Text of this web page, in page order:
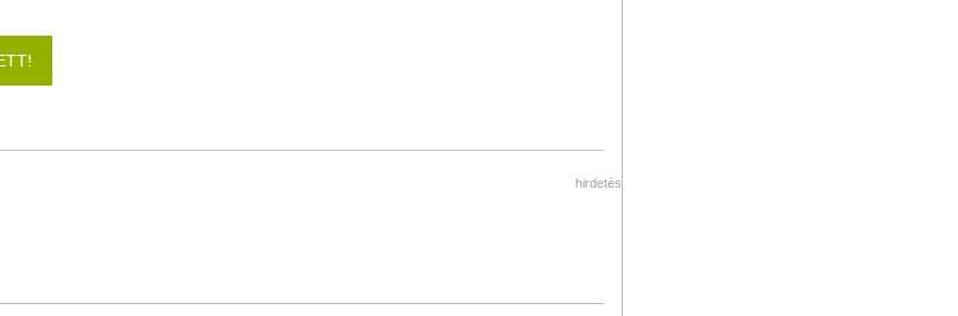
hirdetés